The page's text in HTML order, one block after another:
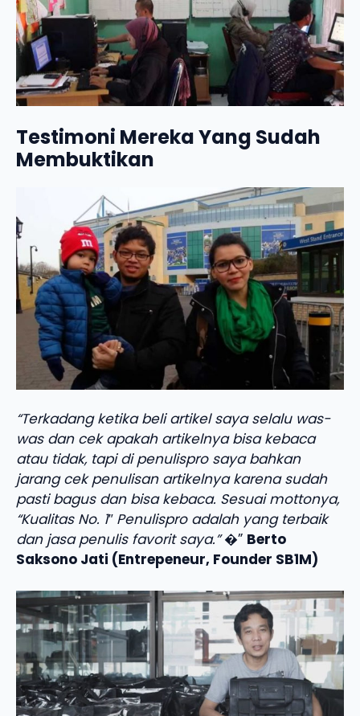
Testimoni Mereka Yang Sudah
Membuktikan
“Terkadang ketika beli artikel saya selalu was-
was dan cek apakah artikelnya bisa kebaca
atau tidak, tapi di penulispro saya bahkan
jarang cek penulisan artikelnya karena sudah
pasti bagus dan bisa kebaca. Sesuai mottonya,
“Kualitas No. 1″ Penulispro adalah yang terbaik
dan jasa penulis favorit saya.”�” Berto
Saksono Jati (Entrepeneur, Founder SB1M)